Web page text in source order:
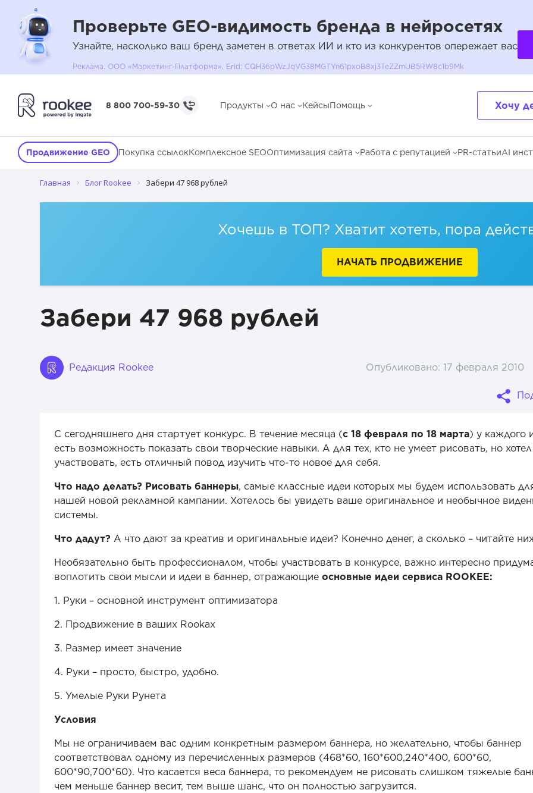
Проверьте GEO-видимость бренда в нейросетях
Узнайте, насколько ваш бренд заметен в ответах ИИ и кто из конкурентов опережает вас
Реклама. ООО «Маркетинг-Платформа». Erid: CQH36pWzJqVG38MGTYn61pxoB8xj3TeZZmUB5RW8c1b9Mk
8 800 700-59-30 Продукты О нас КейсыПомощь Хочу
Продвижение GEO Покупка ссылокКомплексное SEOОптимизация сайта Работа с репутацией PR-статьиAI
Главная Блог Rookee Забери 47 968 рублей
Хочешь в ТОП? Хватит хотеть, пора
НАЧАТЬ ПРОДВИЖЕНИЕ
Забери 47 968 рублей
Редакция Rookee Опубликовано: 17 февраля 2010
С сегодняшнего дня стартует конкурс. В течение месяца (с 18 февраля по 18 марта) у каждого
есть возможность показать свои творческие навыки. А для тех, кто не умеет рисовать, но
участвовать, есть отличный повод изучить что-то новое для себя.
Что надо делать? Рисовать баннеры, самые классные идеи которых мы будем использовать
нашей новой рекламной кампании. Хотелось бы увидеть ваше оригинальное и необычное
системы.
Что дадут? А что дают за креатив и оригинальные идеи? Конечно денег, а сколько – читайте
Необязательно быть профессионалом, чтобы участвовать в конкурсе, важно интересно
воплотить свои мысли и идеи в баннер, отражающие основные идеи сервиса ROOKEE:
1. Руки – основной инструмент оптимизатора
2. Продвижение в ваших Rookах
3. Размер имеет значение
4. Руки – просто, быстро, удобно.
5. Умелые Руки Рунета
Условия
Мы не ограничиваем вас одним конкретным размером баннера, но желательно, чтобы баннер
соответствовал одному из перечисленных размеров (468*60, 160*600,240*400, 600*60,
600*90,700*60). Что касается веса баннера, то рекомендуем не рисовать слишком тяжелые
чем меньше баннер весит, тем выше шанс, что он полностью загрузится.